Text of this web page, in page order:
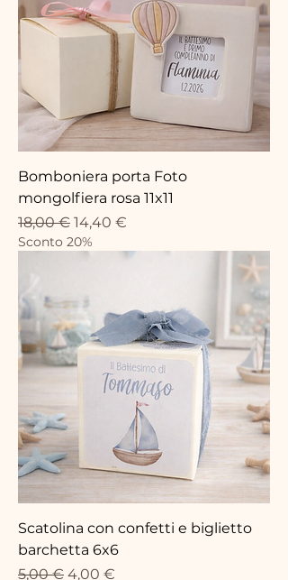
Bomboniera porta Foto
mongolfiera rosa 11x11
Standardpreis
18,00 € Sale-Preis
14,40 €
Sconto 20%
Scatolina con confetti e biglietto
barchetta 6x6
Standardpreis
5,00 € Sale-Preis
4,00 €